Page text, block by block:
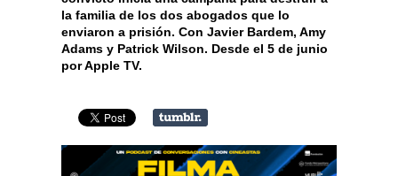
la familia de los dos abogados que lo
enviaron a prisión. Con Javier Bardem, Amy
Adams y Patrick Wilson. Desde el 5 de junio
por Apple TV.